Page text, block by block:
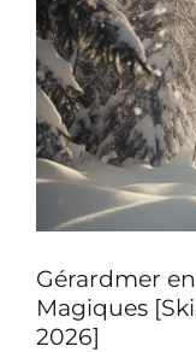
Gérardmer
Magiques
2026]